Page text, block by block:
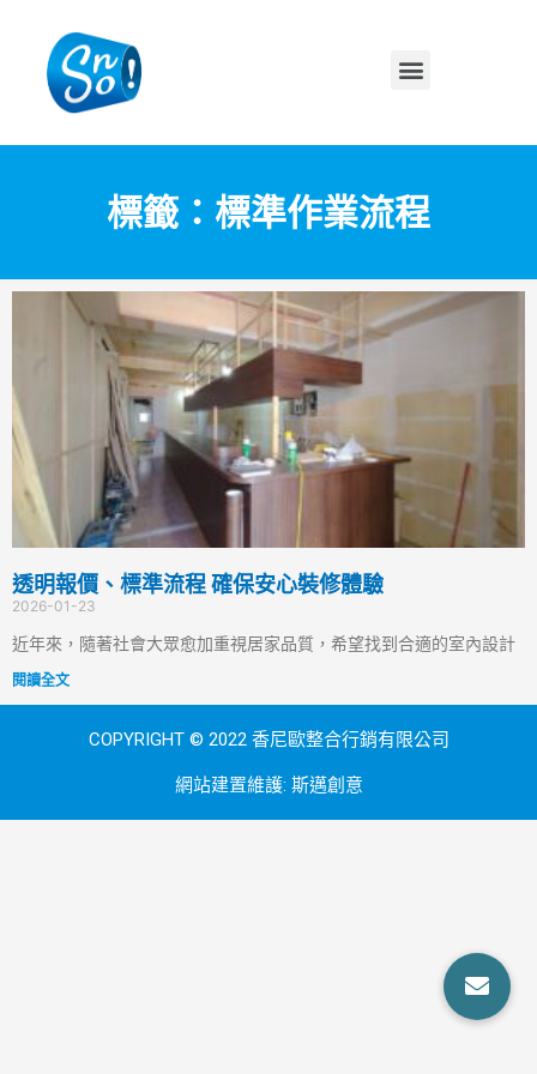
標籤：標準作業流程
透明報價、標準流程 確保安心裝修體驗
2026-01-23
近年來，隨著社會大眾愈加重視居家品質，希望找到合適的室內設計
閱讀全文
COPYRIGHT © 2022 香尼歐整合行銷有限公司
網站建置維護: 斯邁創意